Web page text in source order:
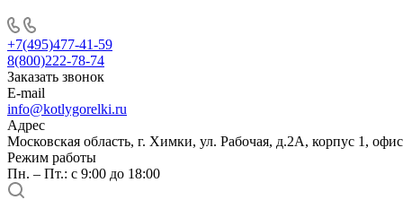
+7(495)477-41-59
8(800)222-78-74
Заказать звонок
E-mail
info@kotlygorelki.ru
Адрес
Московская область, г. Химки, ул. Рабочая, д.2А, корпус 1,
Режим работы
Пн. – Пт.: с 9:00 до 18:00